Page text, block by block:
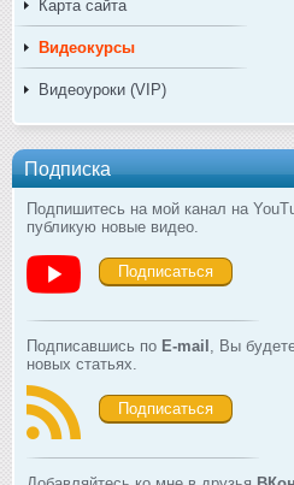
Карта сайта
Видеокурсы
Видеоуроки (VIP)
Подписка
Подпишитесь на мой канал на
публикую новые видео.
Подписаться
Подписавшись по E-mail , Вы
новых статьях.
Подписаться